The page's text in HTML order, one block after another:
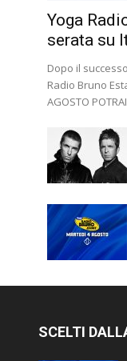
Yoga
serata su
Dopo il
Radio Bruno
AGOSTO
SCELTI